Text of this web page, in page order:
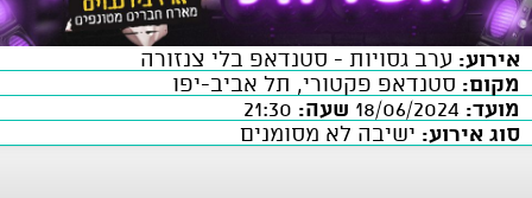
אירוע: ערב גסויות - סטנדאפ בלי צנזורה
מקום: סטנדאפ פקטורי, תל אביב-יפו
מועד:
שעה:
סוג אירוע: ישיבה לא מסומנים